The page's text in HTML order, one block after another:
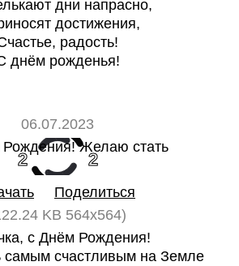
дни напрасно,
достижения,
радость!
днём рожденья!
06.07.2023
2 2
Поделиться
KB 564x564)
с Днём Рождения!
самым счастливым на Земле